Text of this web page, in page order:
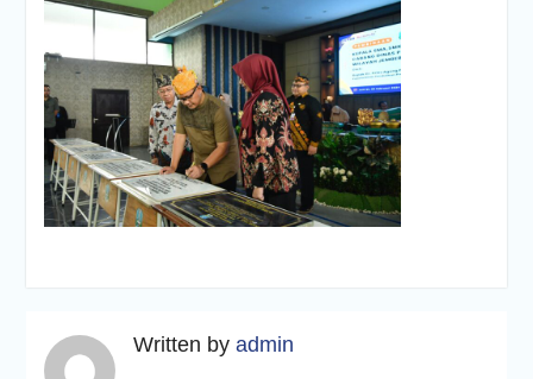
Written by admin